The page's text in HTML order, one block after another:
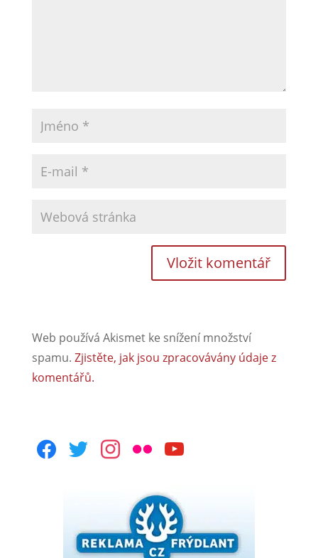
Web používá Akismet ke snížení množství
spamu. Zjistěte, jak jsou zpracovávány údaje z
komentářů.
facebooktwitterinstagram
flickr youtube